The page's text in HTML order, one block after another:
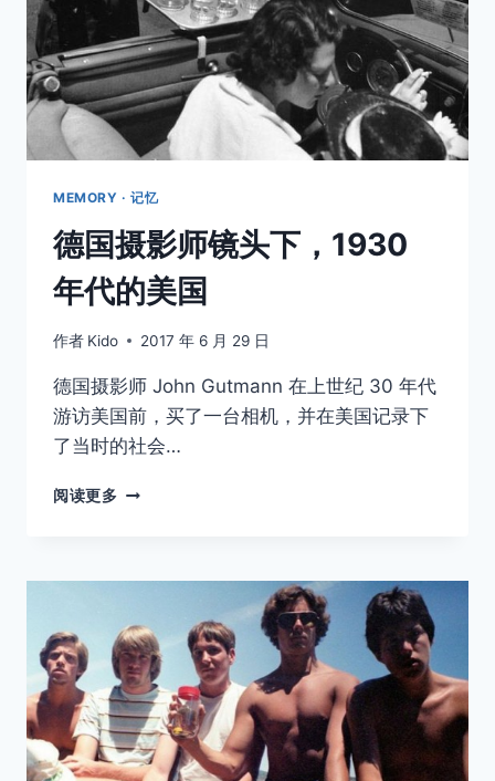
MEMORY · 记忆
德国摄影师镜头下，1930
年代的美国
作者 Kido 2017 年 6 月 29 日
德国摄影师 John Gutmann 在上世纪 30 年代
游访美国前，买了一台相机，并在美国记录下
了当时的社会…
阅读更多
师
头
下，
1930
年
代
的
美